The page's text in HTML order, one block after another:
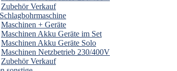
Zubehör Verkauf
Maschinen + Geräte
Maschinen Akku Geräte im Set
Maschinen Akku Geräte Solo
Maschinen Netzbetrieb 230/400V
Zubehör Verkauf